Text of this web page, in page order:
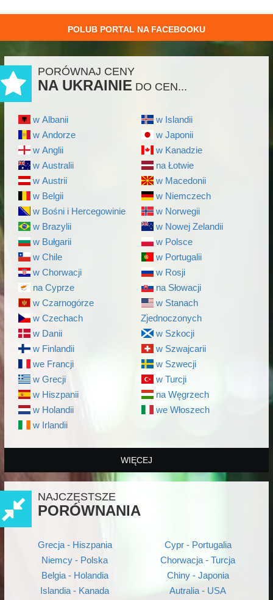
POLUB PORTAL NA FACEBOOKU
PORÓWNAJ CENY
NA UKRAINIE DO CEN...
w Albanii
w Andorze
w Anglii
w Australii
w Austrii
w Belgii
w Bośni i Hercegowinie
w Brazylii
w Bułgarii
w Chile
w Chorwacji
na Cyprze
w Czarnogórze
w Czechach
w Danii
w Finlandii
we Francji
w Grecji
w Hiszpanii
w Holandii
w Irlandii
w Islandii
w Japonii
w Kanadzie
na Łotwie
w Macedonii
w Niemczech
w Norwegii
w Nowej Zelandii
w Polsce
w Portugalii
w Rosji
na Słowacji
w Stanach
Zjednoczonych
w Szkocji
w Szwajcarii
w Szwecji
w Turcji
na Węgrzech
we Włoszech
WIĘCEJ
NAJCZĘSTSZE
PORÓWNANIA
Grecja - Hiszpania
Niemcy - Polska
Belgia - Holandia
Islandia - Kanada
Cypr - Portugalia
Chorwacja - Turcja
Chiny - Japonia
Autralia - USA